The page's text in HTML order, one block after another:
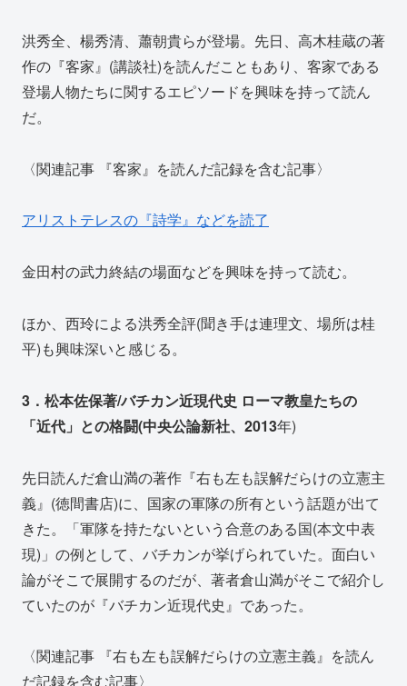
洪秀全、楊秀清、蕭朝貴らが登場。先日、高木桂蔵の著
作の『客家』(講談社)を読んだこともあり、客家である
登場人物たちに関するエピソードを興味を持って読ん
だ。
〈関連記事 『客家』を読んだ記録を含む記事〉
アリストテレスの『詩学』などを読了
金田村の武力終結の場面などを興味を持って読む。
ほか、西玲による洪秀全評(聞き手は連理文、場所は桂
平)も興味深いと感じる。
3．松本佐保著/バチカン近現代史 ローマ教皇たちの
「近代」との格闘(中央公論新社、2013年)
先日読んだ倉山満の著作『右も左も誤解だらけの立憲主
義』(徳間書店)に、国家の軍隊の所有という話題が出て
きた。「軍隊を持たないという合意のある国(本文中表
現)」の例として、バチカンが挙げられていた。面白い
論がそこで展開するのだが、著者倉山満がそこで紹介し
ていたのが『バチカン近現代史』であった。
〈関連記事 『右も左も誤解だらけの立憲主義』を読ん
だ記録を含む記事〉